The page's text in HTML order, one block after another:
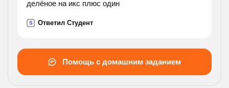
делёное на икс плюс один
S Ответил Студент
Помощь с домашним заданием